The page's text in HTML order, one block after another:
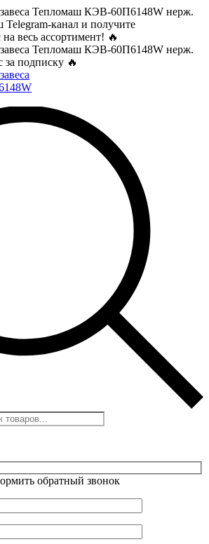
канал и получите
весь ассортимент! 🔥
подписку 🔥
обратный звонок